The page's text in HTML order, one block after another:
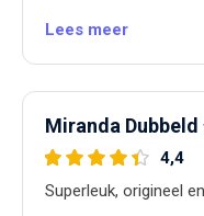
compleet ingericht
verzorgd. Leuk
Een echte aanrader
maar ook als je een
Lees meer
Miranda Dubbeld
4,4
Superleuk, origineel